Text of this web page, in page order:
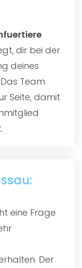
dir bei der
deines
Team
Seite, damit
eine Frage
Der